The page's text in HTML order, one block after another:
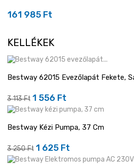
Ár
161 985 Ft
KELLÉKEK
Bestway 62015 Evezőlapát Fekete,
Regular
price
3 113 Ft Ár1 556 Ft
Bestway Kézi Pumpa, 37 Cm
Regular
price
3 250 Ft Ár
1 625 Ft